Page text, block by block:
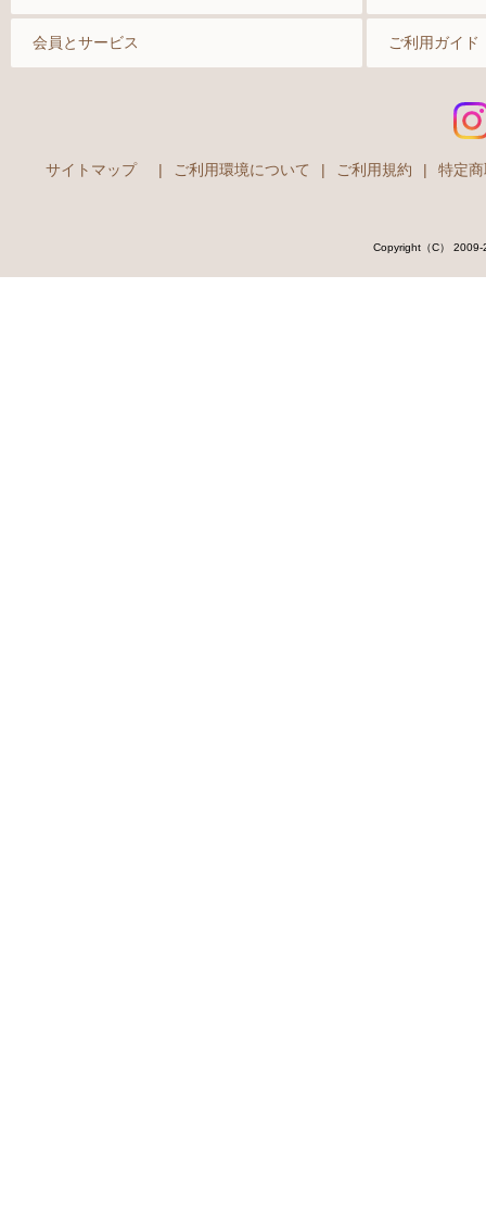
ソックス
会員とサービス ご利用ガイド
サイトマップ | ご利用環境について | ご利用規約 | 特定
Copyright（C）